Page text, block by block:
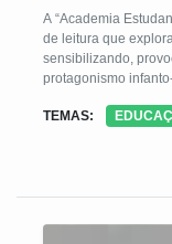
A “Academia
de leitura que
sensibilizando,
protagonismo
de textos literários,
resultados positivos
TEMAS: